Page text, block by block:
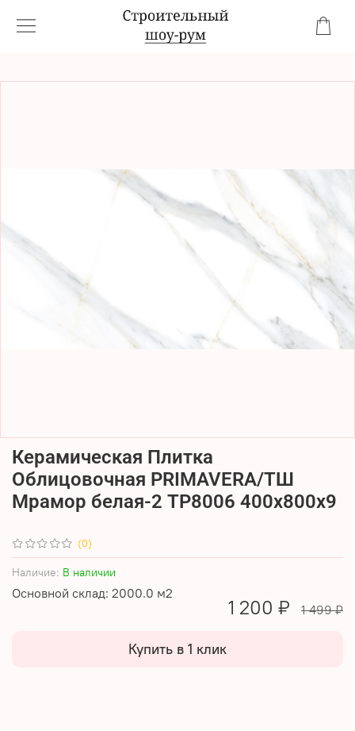
(0)
Наличие: В наличии
Основной склад: 2000.0 м2
Керамическая Плитка
Облицовочная PRIMAVERA/ТШ
Мрамор белая-2 TP8006 400х800х9
1 200 ₽ 1 499 ₽
Купить в 1 клик